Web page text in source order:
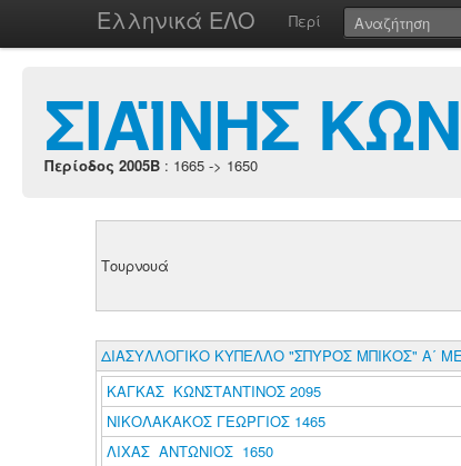
Ελληνικά ΕΛΟ Περί
ΣΙΑΪΝΗΣ
Περίοδος 2005B : 1665 -> 1650
Τουρνουά
ΔΙΑΣΥΛΛΟΓΙΚΟ ΚΥΠΕΛΛΟ "ΣΠΥΡΟΣ ΜΠΙΚΟΣ" Α΄
ΚΑΓΚΑΣ ΚΩΝΣΤΑΝΤΙΝΟΣ 2095
ΝΙΚΟΛΑΚΑΚΟΣ ΓΕΩΡΓΙΟΣ 1465
ΛΙΧΑΣ ΑΝΤΩΝΙΟΣ 1650